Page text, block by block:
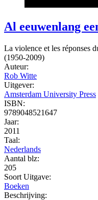
Al eeuwenlang
La violence et les réponses
(1950-2009)
Auteur:
Rob Witte
Uitgever:
Amsterdam University Press
ISBN:
9789048521647
Jaar:
2011
Taal:
Nederlands
Aantal blz:
205
Soort Uitgave:
Boeken
Beschrijving: